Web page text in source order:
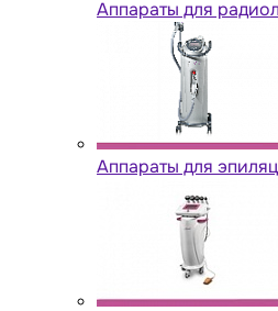
Аппараты для
Аппараты для